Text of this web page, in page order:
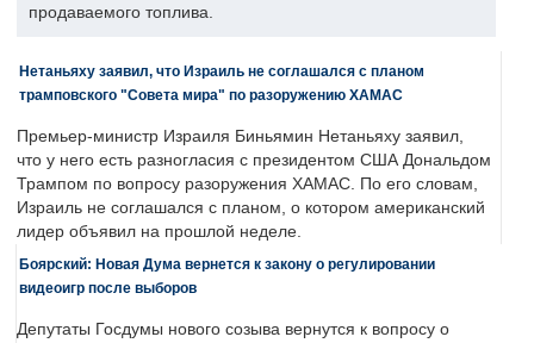
продаваемого топлива.
Нетаньяху заявил, что Израиль не соглашался с планом
трамповского "Совета мира" по разоружению ХАМАС
Премьер-министр Израиля Биньямин Нетаньяху заявил,
что у него есть разногласия с президентом США Дональдом
Трампом по вопросу разоружения ХАМАС. По его словам,
Израиль не соглашался с планом, о котором американский
лидер объявил на прошлой неделе.
Боярский: Новая Дума вернется к закону о регулировании
видеоигр после выборов
Депутаты Госдумы нового созыва вернутся к вопросу о